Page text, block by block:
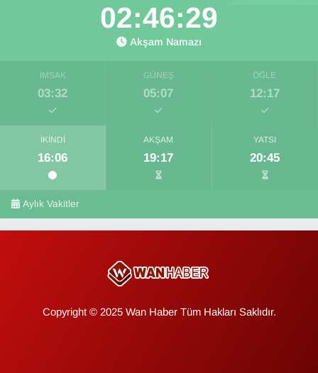
02:46:29
Akşam Namazı
İMSAK
03:32
GÜNEŞ
05:07
ÖĞLE
12:17
İKINDI
16:06
AKŞAM
19:17
YATSI
20:45
Aylık Vakitler
Copyright © 2025 Wan Haber Tüm Hakları Saklıdır.